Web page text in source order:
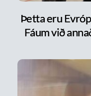
Þetta eru
Fáum við